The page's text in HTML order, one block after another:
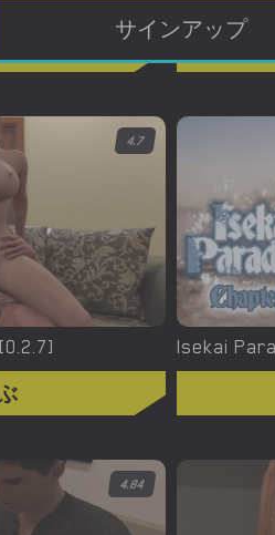
4.7
Isekai
4.84
サインアップ